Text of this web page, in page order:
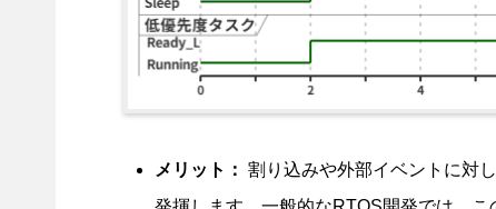
メリット： 割り込みや外部イベントに対